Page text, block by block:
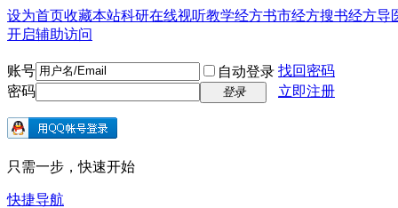
设为首页收藏本站科研在线视听教学经方书市经方搜书经方导
开启辅助访问
账号 自动登录 找回密码
密码
登录 立即注册
只需一步，快速开始
快捷导航